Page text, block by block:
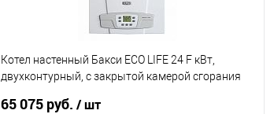
Котел настенный Бакси ECO LIFE 24 F кВт,
двухконтурный, с закрытой камерой сгорания
65 075 руб. / шт